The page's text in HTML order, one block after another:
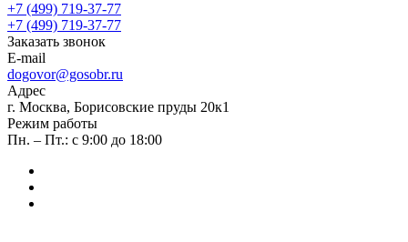
+7 (499) 719-37-77
+7 (499) 719-37-77
Заказать звонок
E-mail
dogovor@gosobr.ru
Адрес
г. Москва, Борисовские пруды 20к1
Режим работы
Пн. – Пт.: с 9:00 до 18:00